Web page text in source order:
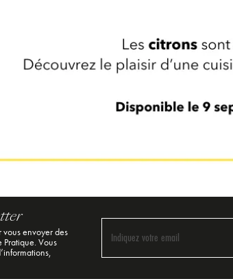
envoyer des
Pratique. Vous
Indiquez votre email